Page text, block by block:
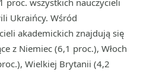
Ukraińcy. Wśród
akademickich znajdują się
z Niemiec (6,1 proc.), Włoch
Wielkiej Brytanii (4,2